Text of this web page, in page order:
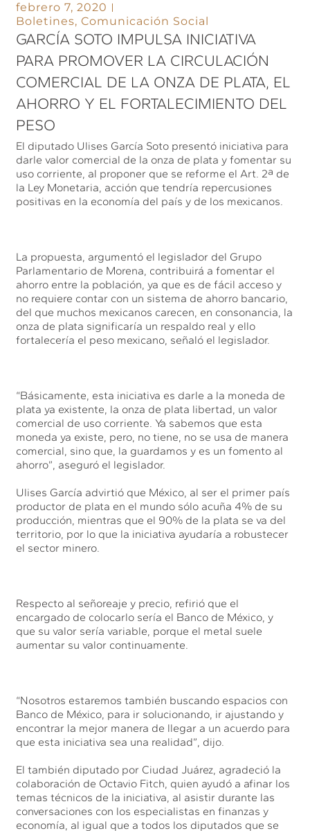
febrero 7, 2020
Boletines,Comunicación Social
GARCÍA SOTO IMPULSA INICIATIVA
PARA PROMOVER LA CIRCULACIÓN
COMERCIAL DE LA ONZA DE PLATA, EL
AHORRO Y EL FORTALECIMIENTO DEL
PESO
El diputado Ulises García Soto presentó iniciativa para
darle valor comercial de la onza de plata y fomentar su
uso corriente, al proponer que se reforme el Art. 2ª de
la Ley Monetaria, acción que tendría repercusiones
positivas en la economía del país y de los mexicanos.
La propuesta, argumentó el legislador del Grupo
Parlamentario de Morena, contribuirá a fomentar el
ahorro entre la población, ya que es de fácil acceso y
no requiere contar con un sistema de ahorro bancario,
del que muchos mexicanos carecen, en consonancia, la
onza de plata significaría un respaldo real y ello
fortalecería el peso mexicano, señaló el legislador.
“Básicamente, esta iniciativa es darle a la moneda de
plata ya existente, la onza de plata libertad, un valor
comercial de uso corriente. Ya sabemos que esta
moneda ya existe, pero, no tiene, no se usa de manera
comercial, sino que, la guardamos y es un fomento al
ahorro”, aseguró el legislador.
Ulises García advirtió que México, al ser el primer país
productor de plata en el mundo sólo acuña 4% de su
producción, mientras que el 90% de la plata se va del
territorio, por lo que la iniciativa ayudaría a robustecer
el sector minero.
Respecto al señoreaje y precio, refirió que el
encargado de colocarlo sería el Banco de México, y
que su valor sería variable, porque el metal suele
aumentar su valor continuamente.
“Nosotros estaremos también buscando espacios con
Banco de México, para ir solucionando, ir ajustando y
encontrar la mejor manera de llegar a un acuerdo para
que esta iniciativa sea una realidad”, dijo.
El también diputado por Ciudad Juárez, agradeció la
colaboración de Octavio Fitch, quien ayudó a afinar los
temas técnicos de la iniciativa, al asistir durante las
conversaciones con los especialistas en finanzas y
economía, al igual que a todos los diputados que se